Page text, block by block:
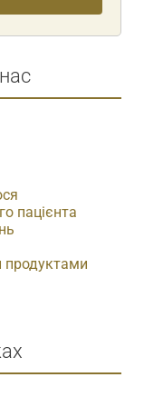
пацієнта
продуктами